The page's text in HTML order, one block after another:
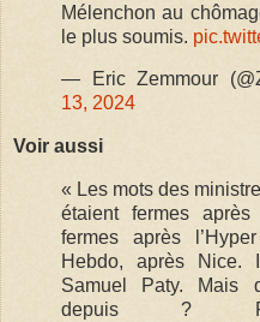
Mélenchon au
le plus soumis.
— Eric Zemmour
13, 2024
Voir aussi
« Les mots des
étaient fermes
fermes après
Hebdo, après Nice.
Samuel Paty. Mais
depuis ?